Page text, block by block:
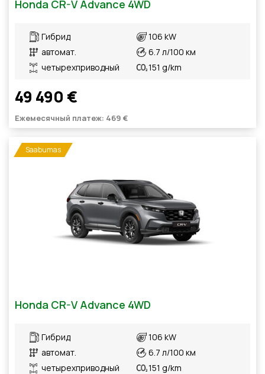
Honda CR-V Advance 4WD
Гибрид
автомат.
четырехприводный
106 kW
6.7 л/100 км
151 g/km
49 490 €
Ежемесячный платеж: 469 €
Saabumas
Honda CR-V Advance 4WD
Гибрид
автомат.
четырехприводный
106 kW
6.7 л/100 км
151 g/km